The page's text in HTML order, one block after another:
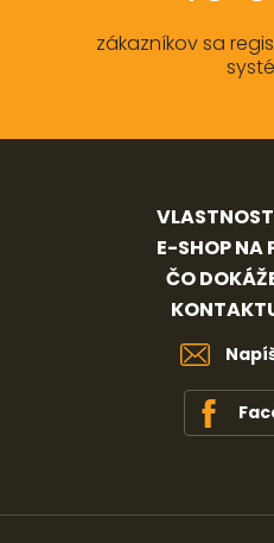
zákazníkov sa
E-SHOP NA
ČO